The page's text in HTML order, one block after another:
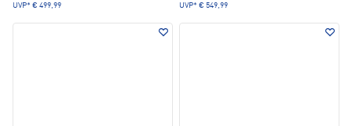
UVP* € 499,99 UVP* € 549,99